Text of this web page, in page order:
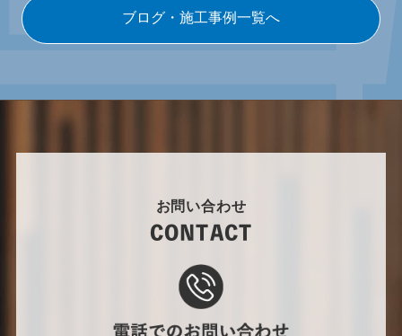
ブログ・施工事例一覧へ
お問い合わせ
CONTACT